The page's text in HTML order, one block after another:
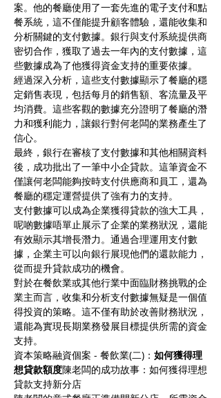
案。他的餐廳使用了一套先進的電子支付和點
餐系統，這不僅能提升顧客體驗，還能收集和
分析關鍵的支付數據。銀行與支付系統提供商
密切合作，獲取了過去一年內的支付數據，這
些數據成為了他獲得資金支持的重要依據。
經過深入分析，這些支付數據顯示了餐廳的穩
定銷售表現，包括每月的銷售額、客流量及平
均消費。這些客觀的數據充分證明了餐廳的潛
力和獲利能力，讓銀行對何老闆的業務產生了
信心。
最終，銀行在審核了支付數據和其他相關資料
後，成功批出了一筆中小企貸款。這筆資金不
僅讓何老闆能夠按時支付供應商和員工，還為
餐廳的穩定運營提供了強有力的支持。
支付數據可以成為企業獲得貸款的強大工具，
呢啲數據唔單止展示了企業的業務狀況，還能
有效顯示其增長潛力。通過合理運用支付數
據，企業主可以向銀行展現他們的還款能力，
從而提升貸款成功的機會。
對於在餐飲業或其他行業中面臨財務挑戰的企
業主而言，收集和分析支付數據無疑是一個值
得投資的策略。這不僅有助於改善財務狀況，
還能為實現長期業務發展目標提供所需的資金
支持。
資本策略融資個案 - 餐飲業(二)： 如何獲得理
想貸款額度陳老闆的成功故事：如何獲得理想
貸款支持新分店